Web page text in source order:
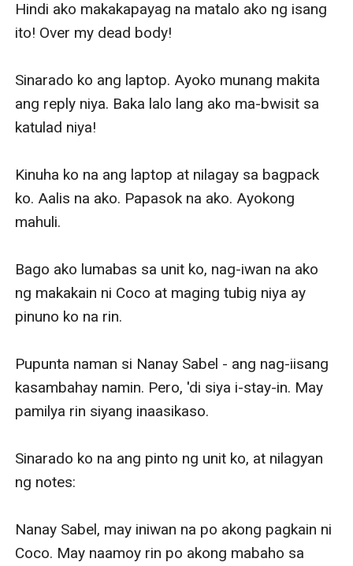
Hindi ako makakapayag na matalo ako ng isang
ito! Over my dead body!
Sinarado ko ang laptop. Ayoko munang makita
ang reply niya. Baka lalo lang ako ma-bwisit sa
katulad niya!
Kinuha ko na ang laptop at nilagay sa bagpack
ko. Aalis na ako. Papasok na ako. Ayokong
mahuli.
Bago ako lumabas sa unit ko, nag-iwan na ako
ng makakain ni Coco at maging tubig niya ay
pinuno ko na rin.
Pupunta naman si Nanay Sabel - ang nag-iisang
kasambahay namin. Pero, 'di siya i-stay-in. May
pamilya rin siyang inaasikaso.
Sinarado ko na ang pinto ng unit ko, at nilagyan
ng notes:
Nanay Sabel, may iniwan na po akong pagkain ni
Coco. May naamoy rin po akong mabaho sa